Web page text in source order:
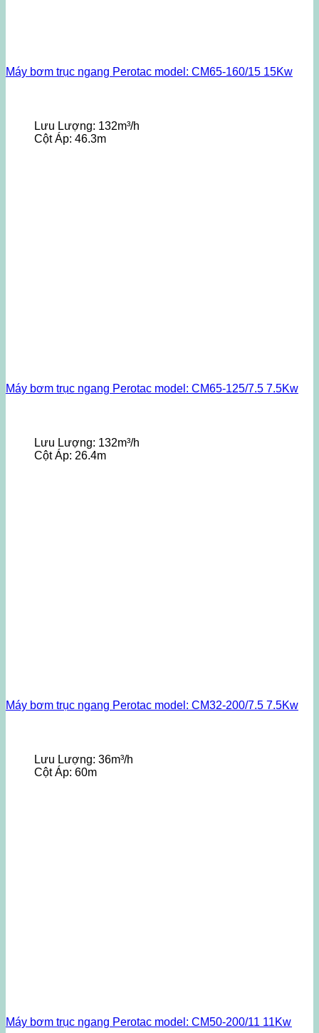
Máy bơm trục ngang Perotac model: CM65-160/15 15Kw
Lưu Lượng: 132m³/h
Cột Áp: 46.3m
Máy bơm trục ngang Perotac model: CM65-125/7.5 7.5Kw
Lưu Lượng: 132m³/h
Cột Áp: 26.4m
Máy bơm trục ngang Perotac model: CM32-200/7.5 7.5Kw
Lưu Lượng: 36m³/h
Cột Áp: 60m
Máy bơm trục ngang Perotac model: CM50-200/11 11Kw